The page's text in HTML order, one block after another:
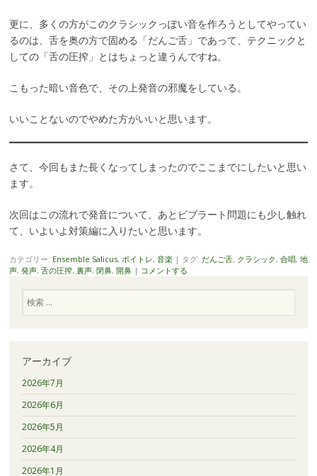
更に、多くの方がこのクラシックっぽい音を作ろうとしてやってい
るのは、舌を奥の方で固める「だんご舌」であって、テクニックと
しての「舌の圧搾」とはちょっと違うんですね。
こもった暗い音色で、その上発音の邪魔をしている。
いいことないのでやめた方がいいと思います。
さて、今回もまた長くなってしまったのでここまでにしたいと思い
ます。
次回はこの流れで発音について、あとビブラート問題にも少し触れ
て、いよいよ対策編に入りたいと思います。
カテゴリー: Ensemble Salicus, ボイトレ, 音楽 | タグ: だんご舌, クラシック , 合唱, 地
声, 発声, 舌の圧搾, 裏声, 閉鼻, 開鼻 | コメントする
索
アーカイブ
2026年7月
2026年6月
2026年5月
2026年4月
2026年1月